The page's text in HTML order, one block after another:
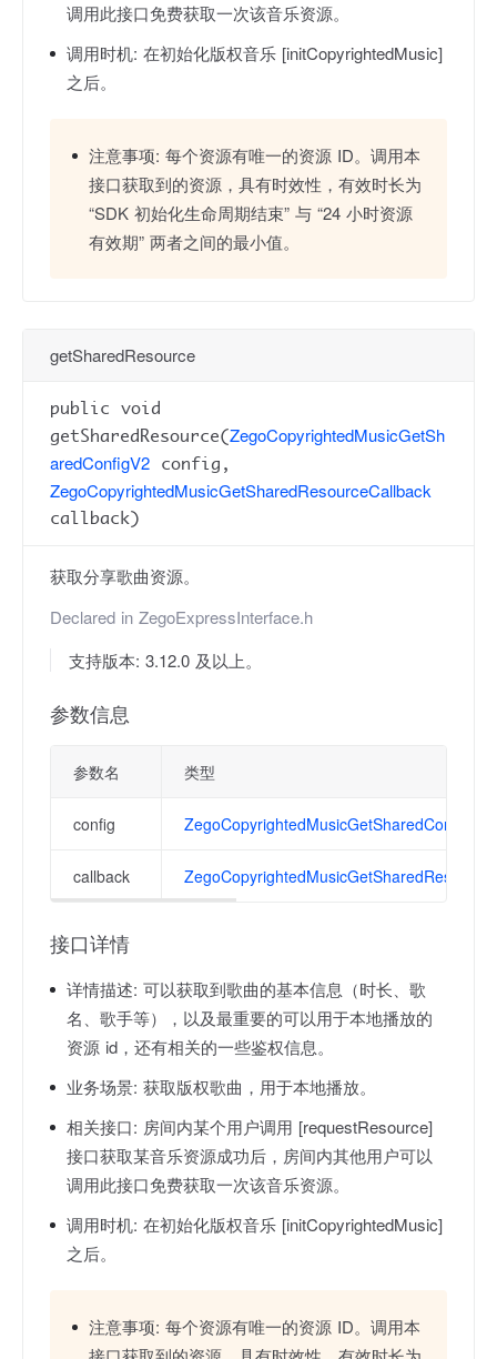
调用此接口免费获取一次该音乐资源。
调用时机: 在初始化版权音乐 [initCopyrightedMusic]
之后。
注意事项: 每个资源有唯一的资源 ID。调用本
接口获取到的资源，具有时效性，有效时长为
“SDK 初始化生命周期结束” 与 “24 小时资源
有效期” 两者之间的最小值。
getSharedResource
public void
getSharedResource(ZegoCopyrightedMusicGetSh
aredConfigV2 config,
ZegoCopyrightedMusicGetSharedResourceCallback
callback)
获取分享歌曲资源。
Declared in ZegoExpressInterface.h
支持版本: 3.12.0 及以上。
参数信息
参数名 类型
config ZegoCopyrightedMusicGetSharedConfigV2
callback
接口详情
详情描述: 可以获取到歌曲的基本信息（时长、歌
名、歌手等），以及最重要的可以用于本地播放的
资源 id，还有相关的一些鉴权信息。
业务场景: 获取版权歌曲，用于本地播放。
相关接口: 房间内某个用户调用 [requestResource]
接口获取某音乐资源成功后，房间内其他用户可以
调用此接口免费获取一次该音乐资源。
调用时机: 在初始化版权音乐 [initCopyrightedMusic]
之后。
注意事项: 每个资源有唯一的资源 ID。调用本